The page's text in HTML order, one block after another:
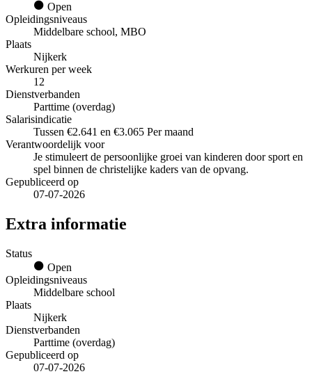
Open
Opleidingsniveaus
Middelbare school, MBO
Plaats
Nijkerk
Werkuren per week
12
Dienstverbanden
Parttime (overdag)
Salarisindicatie
Tussen €2.641 en €3.065 Per maand
Verantwoordelijk voor
Je stimuleert de persoonlijke groei van kinderen door sport en
spel binnen de christelijke kaders van de opvang.
Gepubliceerd op
07-07-2026
Extra informatie
Status
Open
Opleidingsniveaus
Middelbare school
Plaats
Nijkerk
Dienstverbanden
Parttime (overdag)
Gepubliceerd op
07-07-2026